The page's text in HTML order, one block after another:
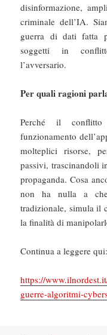
disinformazione,
criminale dell’IA.
guerra di dati fatta
soggetti in
l’avversario.
Per quali ragioni
Perché il
funzionamento
molteplici risorse,
passivi, trascinandoli
propaganda. Cosa
non ha nulla a
tradizionale, simula il
la finalità di
Continua a leggere qui:
https://
guerre-algoritmi-